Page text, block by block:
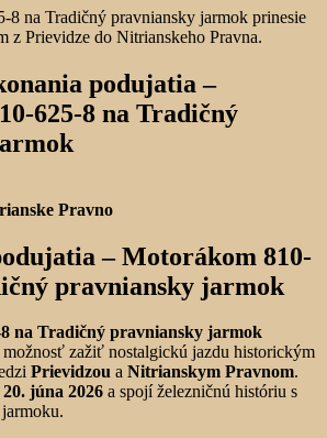
podujatia –
625-8 na Tradičný
Pravno
–Motorákom 810-
pravniansky jarmok
na Tradičný pravniansky jarmok
zažiť nostalgickú jazdu historickým
Prievidzou a Nitrianskym Pravnom.
20. júna 2026 a spojí železničnú históriu s